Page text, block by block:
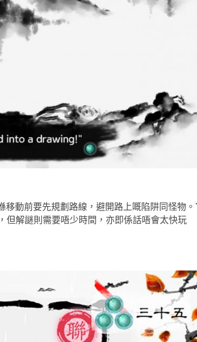
動前要先規劃路線，避開路上嘅陷阱同怪物
解謎則需要唔少時間，亦即係話唔會太快玩